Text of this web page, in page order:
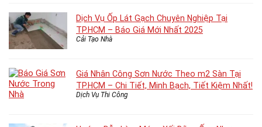
Dịch Vụ Ốp Lát Gạch Chuyên Nghiệp Tại
TP.HCM – Báo Giá Mới Nhất 2025
Cải Tạo Nhà
Giá Nhân Công Sơn Nước Theo m2 Sàn Tại
TP.HCM – Chi Tiết, Minh Bạch, Tiết Kiệm Nhất!
Dịch Vụ Thi Công